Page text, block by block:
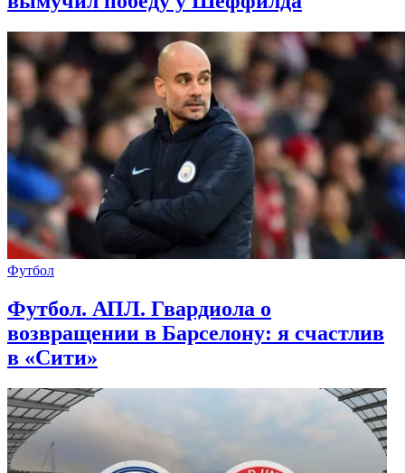
Футбол
Футбол. АПЛ. Гвардиола о
возвращении в Барселону: я счастлив
в «Сити»